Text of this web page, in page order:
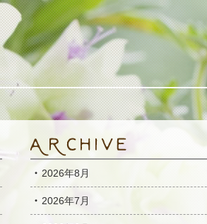
2026年8月
2026年7月